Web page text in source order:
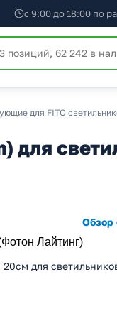
с 9:00 до 18:00 по
для FITO
Обзор
Лайтинг)
для